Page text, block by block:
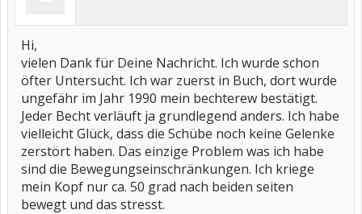
Hi,
vielen Dank für Deine Nachricht. Ich wurde schon
öfter Untersucht. Ich war zuerst in Buch, dort wurde
ungefähr im Jahr 1990 mein bechterew bestätigt.
Jeder Becht verläuft ja grundlegend anders. Ich habe
vielleicht Glück, dass die Schübe noch keine Gelenke
zerstört haben. Das einzige Problem was ich habe
sind die Bewegungseinschränkungen. Ich kriege
mein Kopf nur ca. 50 grad nach beiden seiten
bewegt und das stresst.